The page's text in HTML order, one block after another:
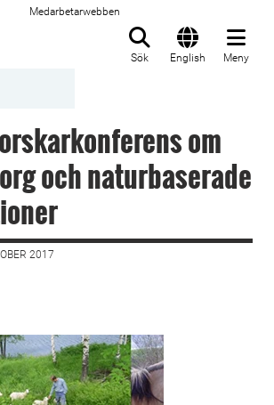
Medarbetarwebben
Sök English Meny
om
och naturbaserade
2017